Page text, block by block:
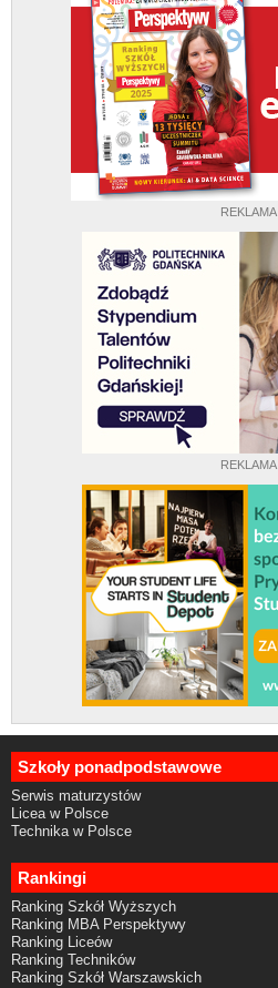
REKLAMA
REKLAMA
Szkoły ponadpodstawowe
Serwis maturzystów
Licea w Polsce
Technika w Polsce
Rankingi
Ranking Szkół Wyższych
Ranking MBA Perspektywy
Ranking Liceów
Ranking Techników
Ranking Szkół Warszawskich